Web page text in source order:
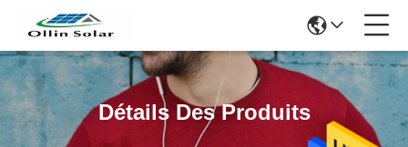
Détails Des Produits